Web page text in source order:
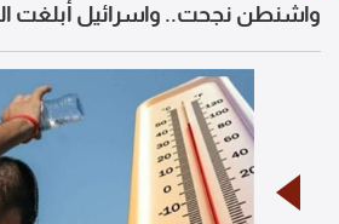
واشنطن نجحت.. واسرائيل أبلغت